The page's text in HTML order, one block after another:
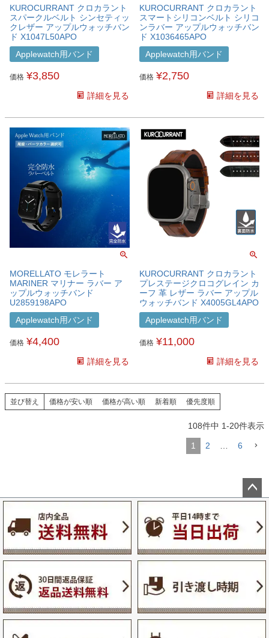
KUROCURRANT クロカラント
スパークルベルト シンセティッ
クレザー アップルウォッチバン
ド X1047L50APO
Applewatch用バンド
価格 ¥3,850
詳細を見る
KUROCURRANT クロカラント
スマートシリコンベルト シリコ
ンラバー アップルウォッチバン
ド X1036465APO
Applewatch用バンド
価格 ¥2,750
詳細を見る
MORELLATO モレラート
MARINER マリナー ラバー ア
ップルウォッチバンド
U2859198APO
Applewatch用バンド
価格 ¥4,400
詳細を見る
KUROCURRANT クロカラント
プレステージクロコグレイン カ
ーフ 革 レザー ラバー アップル
ウォッチバンド X4005GL4APO
Applewatch用バンド
価格 ¥11,000
詳細を見る
並び替え 価格が安い順 価格が高い順 新着順 優先度順
108件中 1-20件表示
1 2 6
ペー
ップ